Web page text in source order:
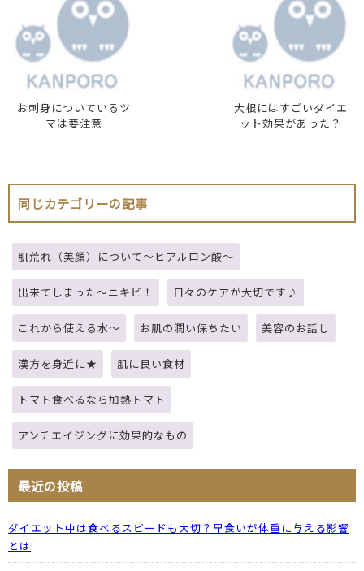
お刺身についているツ
マは要注意
大根にはすごいダイエ
ット効果があった？
同じカテゴリーの記事
肌荒れ（美顔）について～ヒアルロン酸～
出来てしまった～ニキビ！ 日々のケアが大切です♪
これから使える水～ お肌の潤い保ちたい 美容のお話し
漢方を身近に★ 肌に良い食材
トマト食べるなら加熱トマト
アンチエイジングに効果的なもの
最近の投稿
ダイエット中は食べるスピードも大切？早食いが体重に与える影響
とは